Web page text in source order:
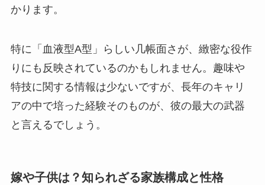
かります。
特に「血液型A型」らしい几帳面さが、緻密な役作
りにも反映されているのかもしれません。趣味や
特技に関する情報は少ないですが、長年のキャリ
アの中で培った経験そのものが、彼の最大の武器
と言えるでしょう。
嫁や子供は？知られざる家族構成と性格